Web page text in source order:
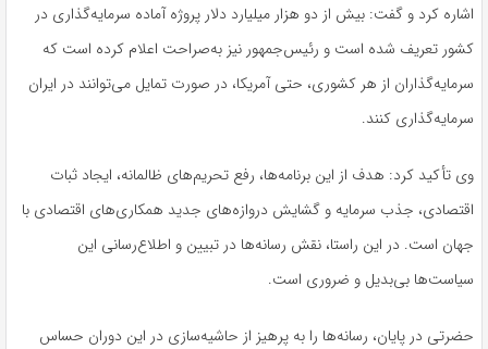
اشاره کرد و گفت: بیش از دو هزار میلیارد دلار پروژه آماده سرمایه‌گذاری در
کشور تعریف شده است و رئیس‌جمهور نیز به‌صراحت اعلام کرده است که
سرمایه‌گذاران از هر کشوری، حتی آمریکا، در صورت تمایل می‌توانند در ایران
سرمایه‌گذاری کنند.
وی تأکید کرد: هدف از این برنامه‌ها، رفع تحریم‌های ظالمانه، ایجاد ثبات
اقتصادی، جذب سرمایه و گشایش دروازه‌های جدید همکاری‌های اقتصادی با
جهان است. در این راستا، نقش رسانه‌ها در تبیین و اطلاع‌رسانی این
سیاست‌ها بی‌بدیل و ضروری است.
حضرتی در پایان، رسانه‌ها را به پرهیز از حاشیه‌سازی در این دوران حساس